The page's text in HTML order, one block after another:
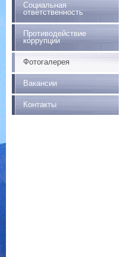
Социальная
ответственность
Противодействие
коррупции
Фотогалерея
Вакансии
Контакты